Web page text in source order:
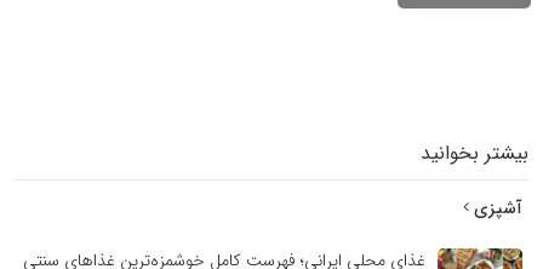
بیشتر بخوانید
آشپزی
غذای محلی ایرانی؛ فهرست کامل خوشمزه‌ترین غذاهای سنتی